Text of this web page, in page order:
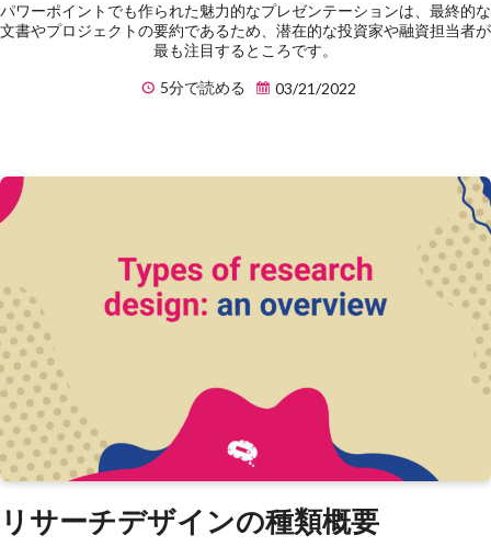
パワーポイントでも作られた魅力的なプレゼンテーションは、最終的な
文書やプロジェクトの要約であるため、潜在的な投資家や融資担当者が
最も注目するところです。
5分で読める
03/21/2022
リサーチデザインの種類概要